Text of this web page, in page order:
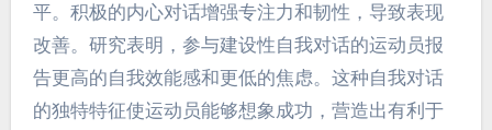
平。积极的内心对话增强专注力和韧性，导致表现
改善。研究表明，参与建设性自我对话的运动员报
告更高的自我效能感和更低的焦虑。这种自我对话
的独特特征使运动员能够想象成功，营造出有利于